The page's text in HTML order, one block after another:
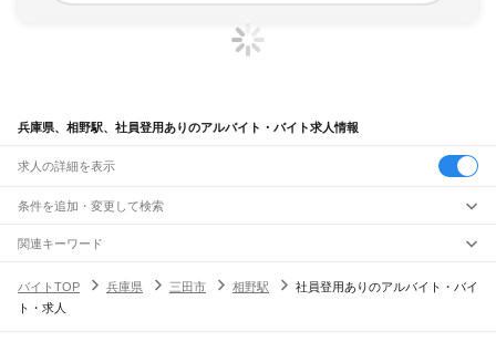
兵庫県、相野駅、社員登用ありのアルバイト・バイト求人情報
求人の詳細を表示
条件を追加・変更して検索
市区町村を追加・変更
兵庫県すべて
神戸市
駅を追加・変更
職種を追加・変更
関連キーワード
バイトTOP
兵庫県 三田市 相野駅
社員登用ありのアルバイト・バイ
ト・求人